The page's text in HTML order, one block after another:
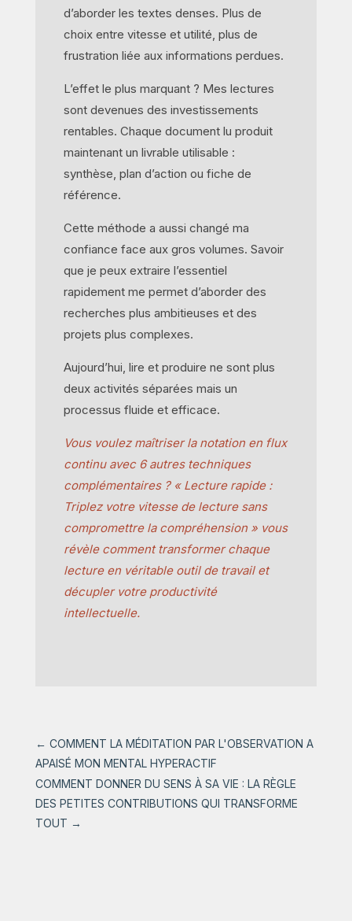
d’aborder les textes denses. Plus de
choix entre vitesse et utilité, plus de
frustration liée aux informations perdues.
L’effet le plus marquant ? Mes lectures
sont devenues des investissements
rentables. Chaque document lu produit
maintenant un livrable utilisable :
synthèse, plan d’action ou fiche de
référence.
Cette méthode a aussi changé ma
confiance face aux gros volumes. Savoir
que je peux extraire l’essentiel
rapidement me permet d’aborder des
recherches plus ambitieuses et des
projets plus complexes.
Aujourd’hui, lire et produire ne sont plus
deux activités séparées mais un
processus fluide et efficace.
Vous voulez maîtriser la notation en flux
continu avec 6 autres techniques
complémentaires ? « Lecture rapide :
Triplez votre vitesse de lecture sans
compromettre la compréhension » vous
révèle comment transformer chaque
lecture en véritable outil de travail et
décupler votre productivité
intellectuelle.
← COMMENT LA MÉDITATION PAR L'OBSERVATION A
APAISÉ MON MENTAL HYPERACTIF
COMMENT DONNER DU SENS À SA VIE : LA RÈGLE
DES PETITES CONTRIBUTIONS QUI TRANSFORME
TOUT →